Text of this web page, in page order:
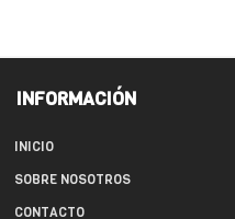
INFORMACIÓN
INICIO
SOBRE NOSOTROS
CONTACTO